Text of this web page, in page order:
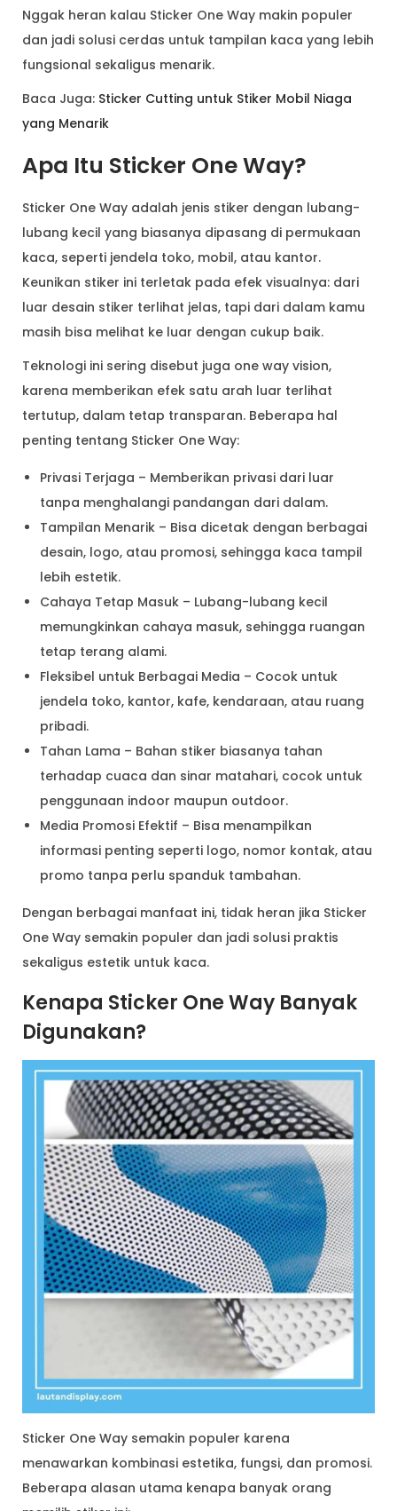
Nggak heran kalau Sticker One Way makin populer
dan jadi solusi cerdas untuk tampilan kaca yang lebih
fungsional sekaligus menarik.
Baca Juga: Sticker Cutting untuk Stiker Mobil Niaga
yang Menarik
Apa Itu Sticker One Way?
Sticker One Way adalah jenis stiker dengan lubang-
lubang kecil yang biasanya dipasang di permukaan
kaca, seperti jendela toko, mobil, atau kantor.
Keunikan stiker ini terletak pada efek visualnya: dari
luar desain stiker terlihat jelas, tapi dari dalam kamu
masih bisa melihat ke luar dengan cukup baik.
Teknologi ini sering disebut juga one way vision,
karena memberikan efek satu arah luar terlihat
tertutup, dalam tetap transparan. Beberapa hal
penting tentang Sticker One Way:
Privasi Terjaga – Memberikan privasi dari luar
tanpa menghalangi pandangan dari dalam.
Tampilan Menarik – Bisa dicetak dengan berbagai
desain, logo, atau promosi, sehingga kaca tampil
lebih estetik.
Cahaya Tetap Masuk – Lubang-lubang kecil
memungkinkan cahaya masuk, sehingga ruangan
tetap terang alami.
Fleksibel untuk Berbagai Media – Cocok untuk
jendela toko, kantor, kafe, kendaraan, atau ruang
pribadi.
Tahan Lama – Bahan stiker biasanya tahan
terhadap cuaca dan sinar matahari, cocok untuk
penggunaan indoor maupun outdoor.
Media Promosi Efektif – Bisa menampilkan
informasi penting seperti logo, nomor kontak, atau
promo tanpa perlu spanduk tambahan.
Dengan berbagai manfaat ini, tidak heran jika Sticker
One Way semakin populer dan jadi solusi praktis
sekaligus estetik untuk kaca.
Kenapa Sticker One Way Banyak
Digunakan?
Sticker One Way semakin populer karena
menawarkan kombinasi estetika, fungsi, dan promosi.
Beberapa alasan utama kenapa banyak orang